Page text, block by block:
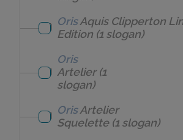
OrisAquis Clipperton
Edition (1 slogan)
Oris
Artelier(1
slogan)
OrisArtelier
Squelette(1 slogan)